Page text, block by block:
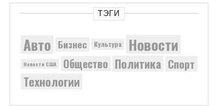
ТЭГИ
Авто Бизнес Культура Новости
Новости США Общество Политика Спорт
Технологии